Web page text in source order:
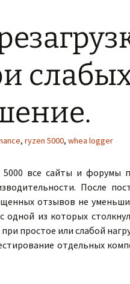
, ryzen 5000, whea logger
все сайты и форумы
После
отзывов не
одной из которых
простое или слабой
отдельных